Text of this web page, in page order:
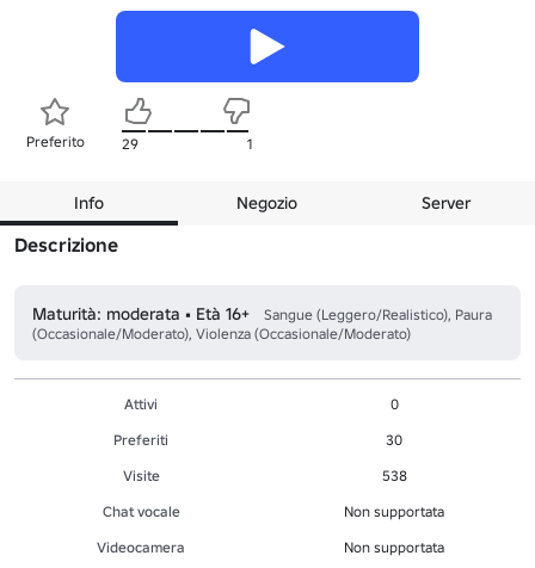
Preferito 29 1
Info Negozio Server
Descrizione
Maturità: moderata • Età 16+
Sangue (Leggero/Realistico), Paura
(Occasionale/Moderato), Violenza (Occasionale/Moderato)
Attivi
0
Preferiti
30
Visite
538
Chat vocale
Non supportata
Videocamera
Non supportata